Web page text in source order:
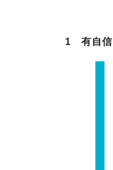
1 有自信